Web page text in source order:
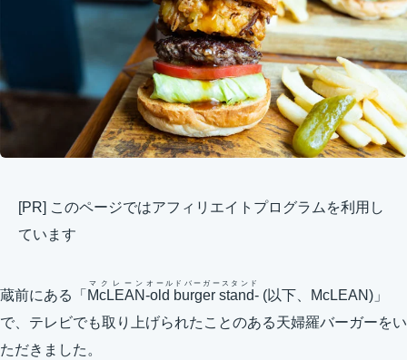
[PR] このページではアフィリエイトプログラムを利用し
ています
蔵前にある「 McLEAN
マクレーン
-old burger stand-
オールドバーガースタンド
(以下、McLEAN)」
で、テレビでも取り上げられたことのある天婦羅バーガーをい
ただきました。